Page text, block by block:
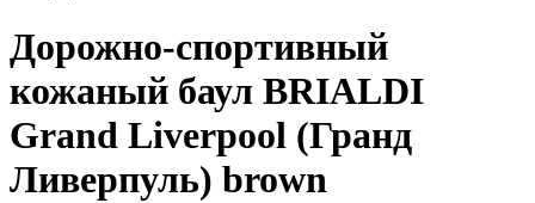
Дорожно-спортивный
кожаный баул BRIALDI
Grand Liverpool (Гранд
Ливерпуль) brown